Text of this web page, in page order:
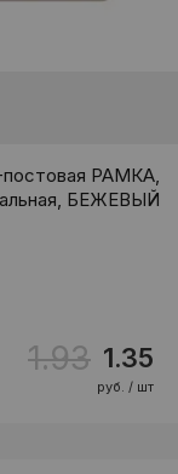
постовая РАМКА,
БЕЖЕВЫЙ
1.93 1.35
руб. / шт